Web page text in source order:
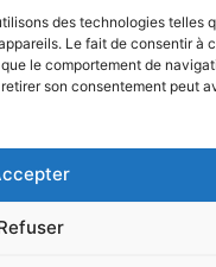
des technologies telles
Le fait de consentir à
le comportement de
son consentement peut
Par ces conditions de
prétendre au titre. Nous
vent et prenons la tête
faut prendre des
et dans de tous
des merveilles et nous